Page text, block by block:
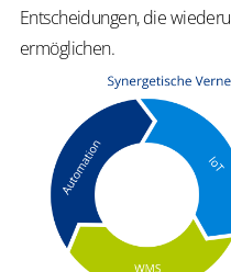
Entscheidungen, die
ermöglichen.